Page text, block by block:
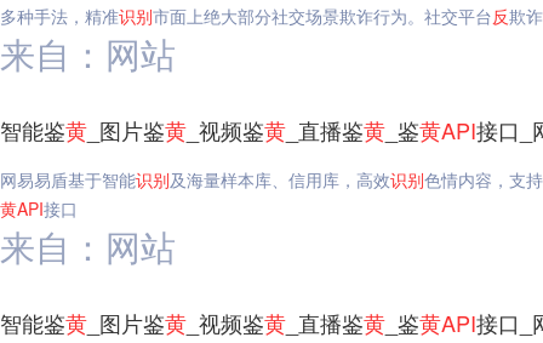
多种手法，精准识别市面上绝大部分社交场景欺诈行为。社交平台反欺
来自：网站
智能鉴黄 _图片鉴黄 _视频鉴黄 _直播鉴黄 _鉴黄API接口_
网易易盾基于智能识别及海量样本库、信用库，高效识别色情内容，支
黄API接口
来自：网站
智能鉴黄 _图片鉴黄 _视频鉴黄 _直播鉴黄 _鉴黄API接口_